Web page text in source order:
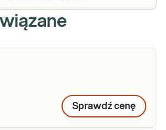
Sprawdź cenę